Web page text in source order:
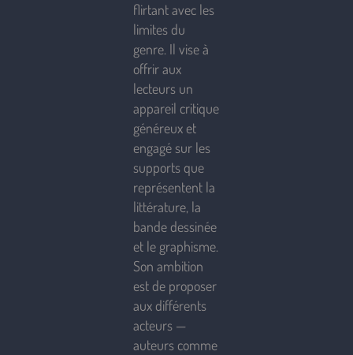
flirtant avec les
limites du
genre. Il vise à
offrir aux
lecteurs un
appareil critique
généreux et
engagé sur les
supports que
représentent la
littérature, la
bande dessinée
et le graphisme.
Son ambition
est de proposer
aux différents
acteurs —
auteurs comme